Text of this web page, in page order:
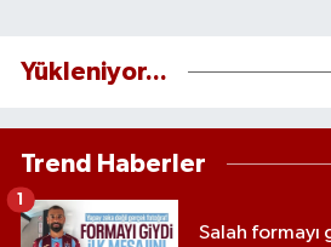
Yükleniyor...
Trend Haberler
Salah formayı
1